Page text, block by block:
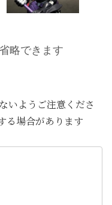
略できます
いようご注意くださ
る場合があります